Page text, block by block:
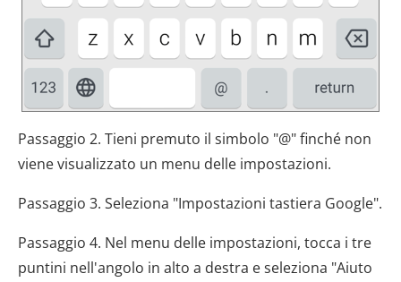
Passaggio 2. Tieni premuto il simbolo "@" finché non
viene visualizzato un menu delle impostazioni.
Passaggio 3. Seleziona "Impostazioni tastiera Google".
Passaggio 4. Nel menu delle impostazioni, tocca i tre
puntini nell'angolo in alto a destra e seleziona "Aiuto